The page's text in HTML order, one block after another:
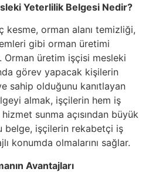
Yeterlilik Belgesi Nedir?
kesme, orman alanı temizliği,
gibi orman üretimi
Orman üretim işçisi mesleki
görev yapacak kişilerin
sahip olduğunu kanıtlayan
almak, işçilerin hem iş
sunma açısından büyük
belge, işçilerin rekabetçi iş
konumda olmalarını sağlar.
Avantajları